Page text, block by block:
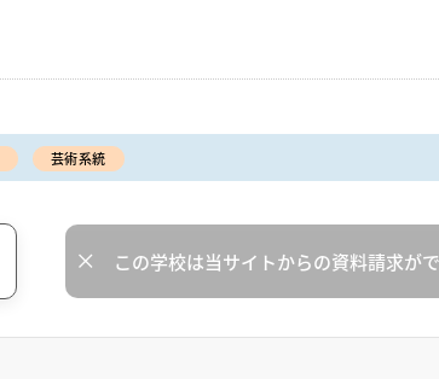
芸術系統
この学校は当サイトからの資料請求が